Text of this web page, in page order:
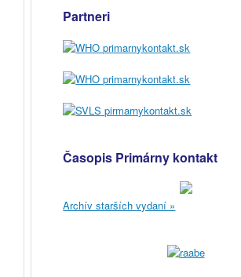
Partneri
Časopis Primárny kontakt
Archív starších vydaní »